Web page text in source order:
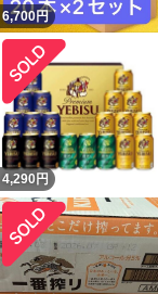
6,700円
4,290 円